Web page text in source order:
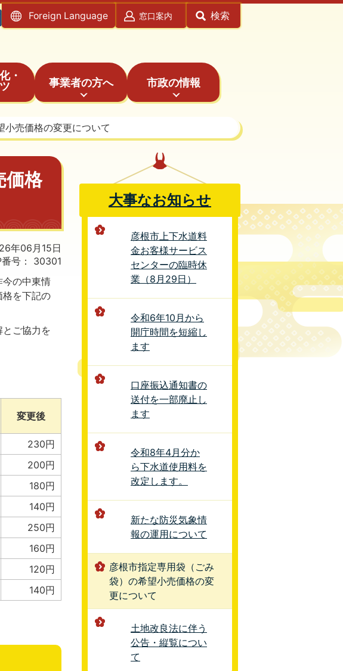
Foreign Language 窓口案内 検索
・
事業者の方へ 市政の情報
小売価格の変更について
価格
年06月15日
号：
30301
今の中東情
格を下記の
ご協力を
変更後
230円
200円
180円
140円
250円
160円
120円
140円
大事なお知らせ
彦根市上下水道料
金お客様サービス
センターの臨時休
業（8月29日）
令和6年10月から
開庁時間を短縮し
ます
口座振込通知書の
送付を一部廃止し
ます
令和8年4月分か
ら下水道使用料を
改定します。
新たな防災気象情
報の運用について
彦根市指定専用袋（ごみ
袋）の希望小売価格の変
更について
土地改良法に伴う
公告・縦覧につい
て